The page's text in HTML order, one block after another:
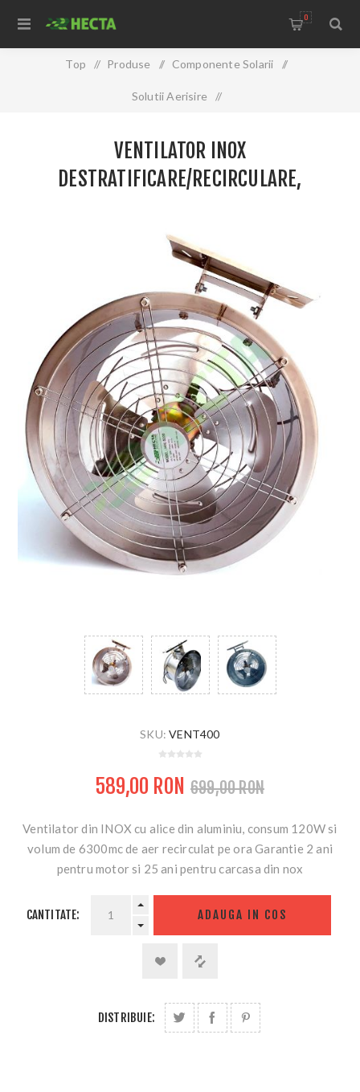
0
Top / Produse / Componente Solarii /
Solutii Aerisire /
VENTILATOR INOX
DESTRATIFICARE/RECIRCULARE,
SKU: VENT400
589,00 RON 699,00 RON
Ventilator din INOX cu alice din aluminiu, consum 120W si
volum de 6300mc de aer recirculat pe ora Garantie 2 ani
pentru motor si 25 ani pentru carcasa din nox
CANTITATE: ADAUGA IN COS
DISTRIBUIE: